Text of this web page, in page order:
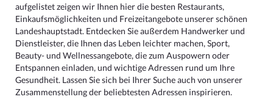
aufgelistet zeigen wir Ihnen hier die besten Restaurants,
Einkaufsmöglichkeiten und Freizeitangebote unserer schönen
Landeshauptstadt. Entdecken Sie außerdem Handwerker und
Dienstleister, die Ihnen das Leben leichter machen, Sport,
Beauty- und Wellnessangebote, die zum Auspowern oder
Entspannen einladen, und wichtige Adressen rund um Ihre
Gesundheit. Lassen Sie sich bei Ihrer Suche auch von unserer
Zusammenstellung der beliebtesten Adressen inspirieren.